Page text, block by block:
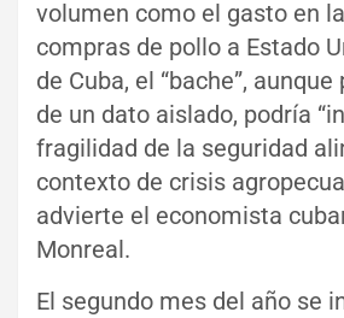
volumen como el gasto en
compras de pollo a Estado
de Cuba, el “bache”,
de un dato aislado, podría
fragilidad de la seguridad
contexto de crisis
advierte el economista
Monreal.
El segundo mes del año se